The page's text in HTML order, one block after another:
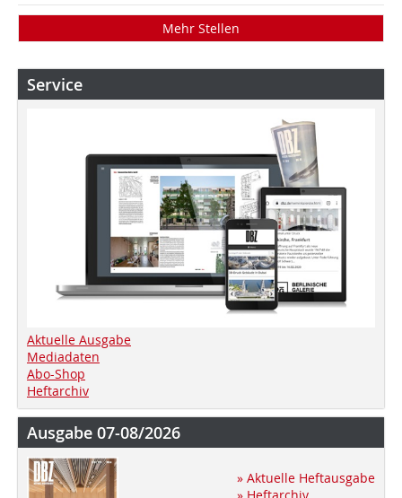
Mehr Stellen
Service
Aktuelle Ausgabe
Mediadaten
Abo-Shop
Heftarchiv
Ausgabe 07-08/2026
» Aktuelle Heftausgabe